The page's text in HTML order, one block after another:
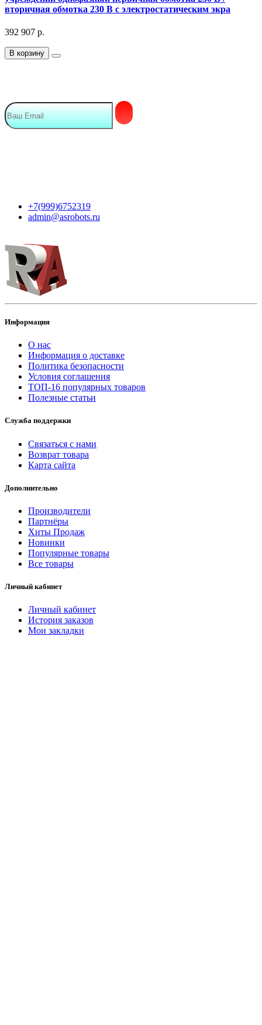
вторичная обмотка 230 В с электростатическим экра
392 907 р.
В корзину
+7(999)6752319
admin@asrobots.ru
Информация
О нас
Информация о доставке
Политика безопасности
Условия соглашения
ТОП-16 популярных товаров
Полезные статьи
Служба поддержки
Связаться с нами
Возврат товара
Карта сайта
Дополнительно
Производители
Партнёры
Хиты Продаж
Новинки
Популярные товары
Все товары
Личный кабинет
Личный кабинет
История заказов
Мои закладки